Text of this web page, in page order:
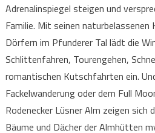
Adrenalinspiegel steigen und
Familie. Mit seinen naturbelassenen
Dörfern im Pfunderer Tal lädt die
Schlittenfahren, Tourengehen,
romantischen Kutschfahrten ein.
Fackelwanderung oder dem Full
Rodenecker Lüsner Alm zeigen sich
Bäume und Dächer der Almhütten